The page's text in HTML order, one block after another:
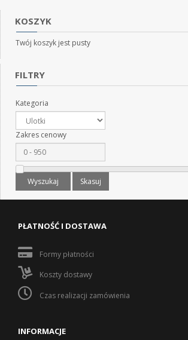
KOSZYK
Twój koszyk jest pusty
FILTRY
Kategoria
Zakres cenowy
Wyszukaj Skasuj
PŁATNOŚĆ I DOSTAWA
Formy płatności
Koszty dostawy
Czas realizacji zamówienia
INFORMACJE